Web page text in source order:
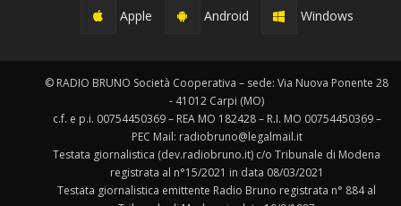
Apple Android Windows
© RADIO BRUNO Società Cooperativa – sede: Via Nuova Ponente 28
- 41012 Carpi (MO)
c.f. e p.i. 00754450369 – REA MO 182428 – R.I. MO 00754450369 –
PEC Mail: radiobruno@legalmail.it
Testata giornalistica (dev.radiobruno.it) c/o Tribunale di Modena
registrata al n°15/2021 in data 08/03/2021
Testata giornalistica emittente Radio Bruno registrata n° 884 al